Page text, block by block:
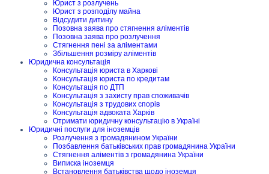
Юрист з розлучень
Юрист з розподілу майна
Відсудити дитину
Позовна заява про стягнення аліментів
Позовна заява про розлучення
Стягнення пені за аліментами
Збільшення розміру аліментів
Юридична консультація
Консультація юриста в Харкові
Консультація юриста по кредитам
Консультація по ДТП
Консультація з захисту прав споживачів
Консультація з трудових спорів
Консультація адвоката Харків
Отримати юридичну консультацію в Україні
Юридичні послуги для іноземців
Розлучення з громадянином України
Позбавлення батьківських прав громадянина України
Стягнення аліментів з громадянина України
Виписка іноземця
Встановлення батьківства щодо іноземця